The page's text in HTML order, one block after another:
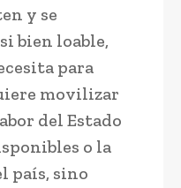
y se
bien loable,
para
movilizar
del Estado
o la
país, sino